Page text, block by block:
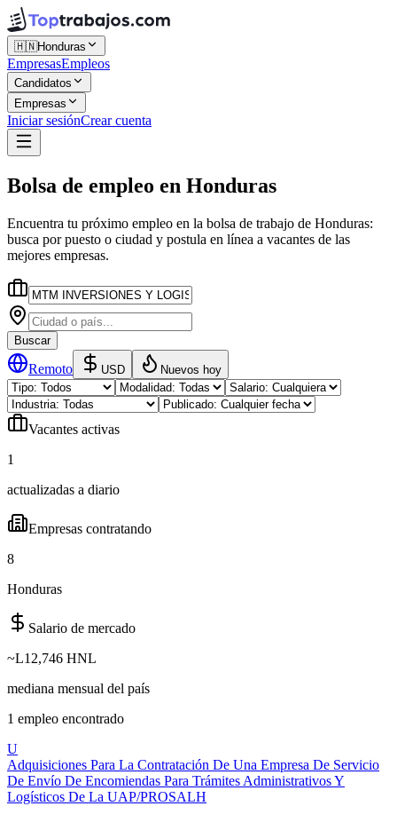
🇭🇳Honduras
EmpresasEmpleos
Candidatos
Empresas
Iniciar sesiónCrear cuenta
Bolsa de empleo en Honduras
Encuentra tu próximo empleo en la bolsa de trabajo de Honduras:
busca por puesto o ciudad y postula en línea a vacantes de las
mejores empresas.
Buscar
Remoto USD Nuevos hoy
Vacantes activas
1
actualizadas a diario
Empresas contratando
8
Honduras
Salario de mercado
~L12,746 HNL
mediana mensual del país
1 empleo encontrado
U
Adquisiciones Para La Contratación De Una Empresa De Servicio
De Envío De Encomiendas Para Trámites Administrativos Y
Logísticos De La UAP/PROSALH